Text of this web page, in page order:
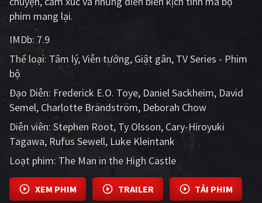
phim mang lại.
IMDb: 7.9
Thể loại: Tâm lý Viễn tưởng Giật gân TV Series - Phim
bộ
Đạo Diễn: Frederick E.O. Toye Daniel Sackheim David
Semel Charlotte Brändström Deborah Chow
Diễn viên: Stephen Root Ty Olsson Cary-Hiroyuki
Tagawa Rufus Sewell Luke Kleintank
Loạt phim: The Man in the High Castle
XEM PHIM TRAILER TẢI PHIM